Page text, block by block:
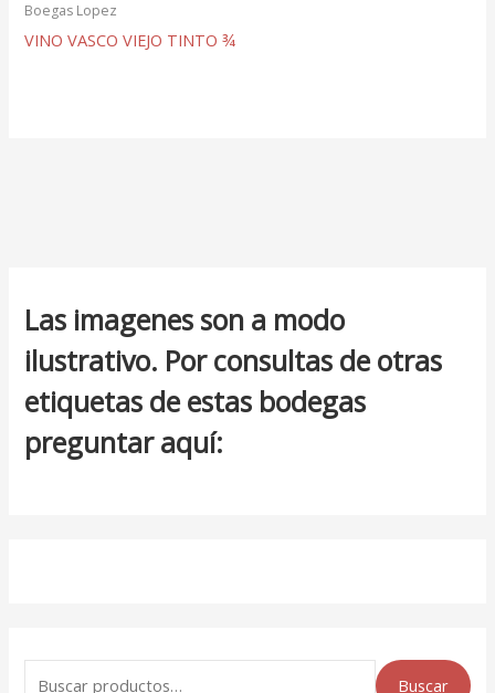
Las imagenes son a modo
ilustrativo. Por consultas de otras
etiquetas de estas bodegas
preguntar aquí:
Buscar
Boegas Lopez
VINO VASCO VIEJO TINTO ¾